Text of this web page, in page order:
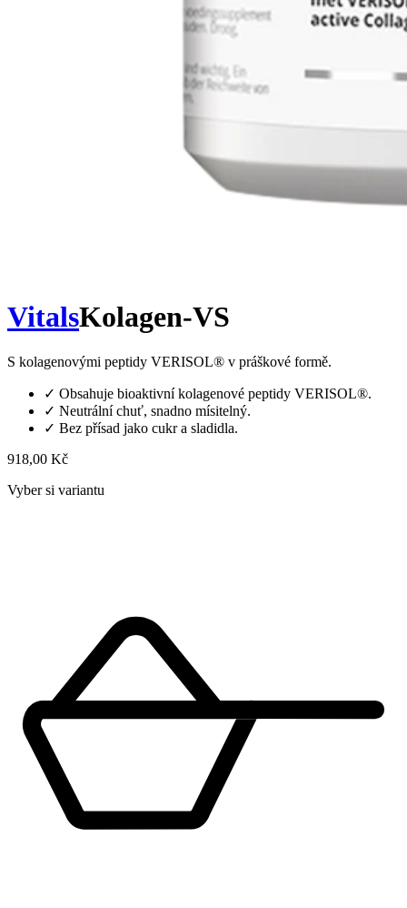
VitalsKolagen-VS
S kolagenovými peptidy VERISOL® v práškové formě.
✓ Obsahuje bioaktivní kolagenové peptidy VERISOL®.
✓ Neutrální chuť, snadno mísitelný.
✓ Bez přísad jako cukr a sladidla.
918,00 Kč
Vyber si variantu